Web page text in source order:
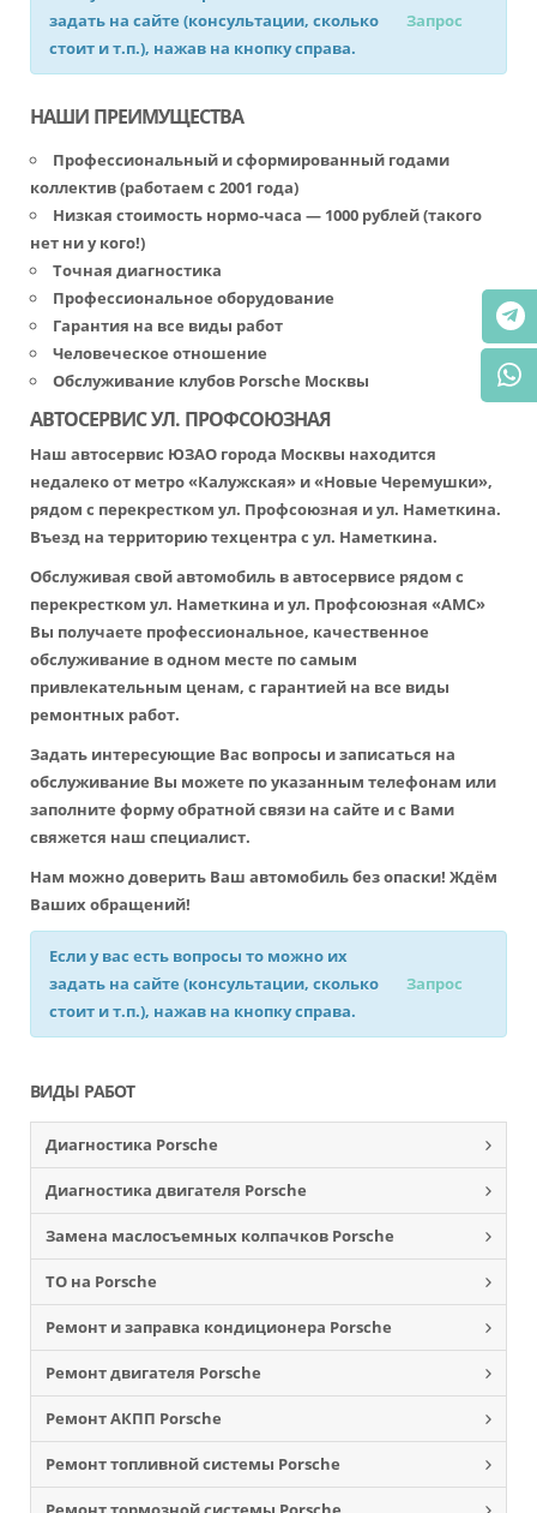
задать на сайте (консультации, сколько
стоит и т.п.), нажав на кнопку справа.
Запрос
НАШИ ПРЕИМУЩЕСТВА
Профессиональный и сформированный годами
коллектив (работаем с 2001 года)
Низкая стоимость нормо-часа — 1000 рублей (такого
нет ни у кого!)
Точная диагностика
Профессиональное оборудование
Гарантия на все виды работ
Человеческое отношение
Обслуживание клубов Porsche Москвы
АВТОСЕРВИС УЛ. ПРОФСОЮЗНАЯ
Наш автосервис ЮЗАО города Москвы находится
недалеко от метро «Калужская» и «Новые Черемушки»,
рядом с перекрестком ул. Профсоюзная и ул. Наметкина.
Въезд на территорию техцентра с ул. Наметкина.
Обслуживая свой автомобиль в автосервисе рядом с
перекрестком ул. Наметкина и ул. Профсоюзная «АМС»
Вы получаете профессиональное, качественное
обслуживание в одном месте по самым
привлекательным ценам, с гарантией на все виды
ремонтных работ.
Задать интересующие Вас вопросы и записаться на
обслуживание Вы можете по указанным телефонам или
заполните форму обратной связи на сайте и с Вами
свяжется наш специалист.
Нам можно доверить Ваш автомобиль без опаски! Ждём
Ваших обращений!
Если у вас есть вопросы то можно их
задать на сайте (консультации, сколько
стоит и т.п.), нажав на кнопку справа.
Запрос
ВИДЫ РАБОТ
Диагностика Porsche
Диагностика двигателя Porsche
Замена маслосъемных колпачков Porsche
ТО на Porsche
Ремонт и заправка кондиционера Porsche
Ремонт двигателя Porsche
Ремонт АКПП Porsche
Ремонт топливной системы Porsche